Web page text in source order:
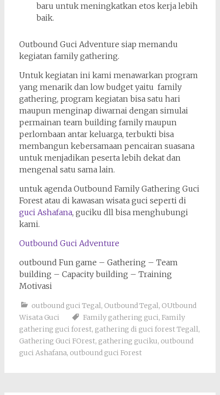
baru untuk meningkatkan etos kerja lebih
baik.
Outbound Guci Adventure siap memandu
kegiatan family gathering.
Untuk kegiatan ini kami menawarkan program
yang menarik dan low budget yaitu family
gathering, program kegiatan bisa satu hari
maupun menginap diwarnai dengan simulai
permainan team building family maupun
perlombaan antar keluarga, terbukti bisa
membangun kebersamaan pencairan suasana
untuk menjadikan peserta lebih dekat dan
mengenal satu sama lain.
untuk agenda Outbound Family Gathering Guci
Forest atau di kawasan wisata guci seperti di
guci Ashafana, guciku dll bisa menghubungi
kami.
Outbound Guci Adventure
outbound Fun game – Gathering – Team
building – Capacity building – Training
Motivasi
outbound guci Tegal, Outbound Tegal, OUtbound
Wisata Guci
Family gathering guci, Family
gathering guci forest, gathering di guci forest Tegall,
Gathering Guci FOrest, gathering guciku, outbound
guci Ashafana, outbound guci Forest